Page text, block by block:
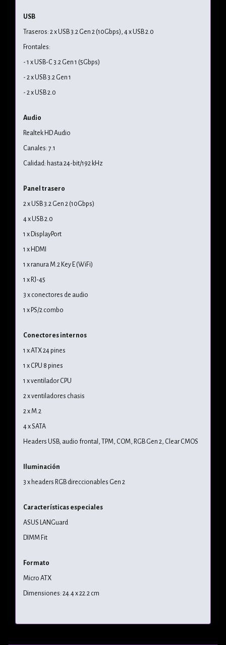
USB
Traseros: 2 x USB 3.2 Gen 2 (10Gbps), 4 x USB 2.0
Frontales:
- 1 x USB-C 3.2 Gen 1 (5Gbps)
- 2 x USB 3.2 Gen 1
- 2 x USB 2.0
Audio
Realtek HD Audio
Canales: 7.1
Calidad: hasta 24-bit/192 kHz
Panel trasero
2 x USB 3.2 Gen 2 (10Gbps)
4 x USB 2.0
1 x DisplayPort
1 x HDMI
1 x ranura M.2 Key E (WiFi)
1 x RJ-45
3 x conectores de audio
1 x PS/2 combo
Conectores internos
1 x ATX 24 pines
1 x CPU 8 pines
1 x ventilador CPU
2 x ventiladores chasis
2 x M.2
4 x SATA
Headers USB, audio frontal, TPM, COM, RGB Gen 2, Clear CMOS
Iluminación
3 x headers RGB direccionables Gen 2
Características especiales
ASUS LANGuard
DIMM Fit
Formato
Micro ATX
Dimensiones: 24.4 x 22.2 cm